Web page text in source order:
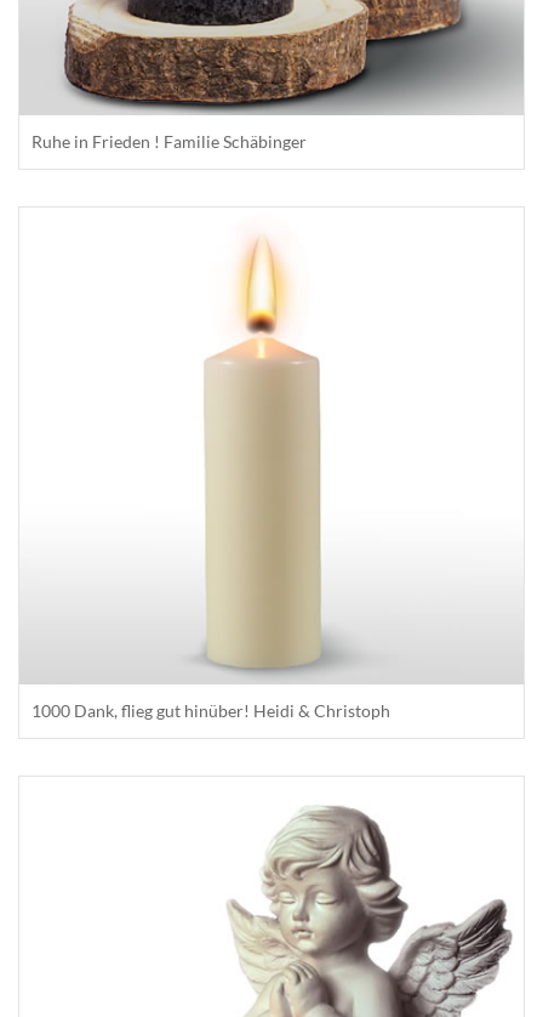
Ruhe in Frieden ! Familie Schäbinger
1000 Dank, flieg gut hinüber! Heidi & Christoph